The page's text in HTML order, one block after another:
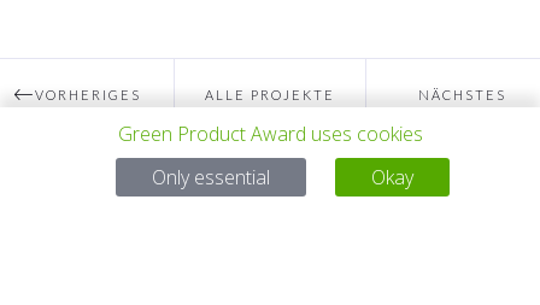
VORHERIGES ALLE PROJEKTE NÄCHSTES
Bei Fragen:
Green Product Award uses cookies
Only essential
Okay